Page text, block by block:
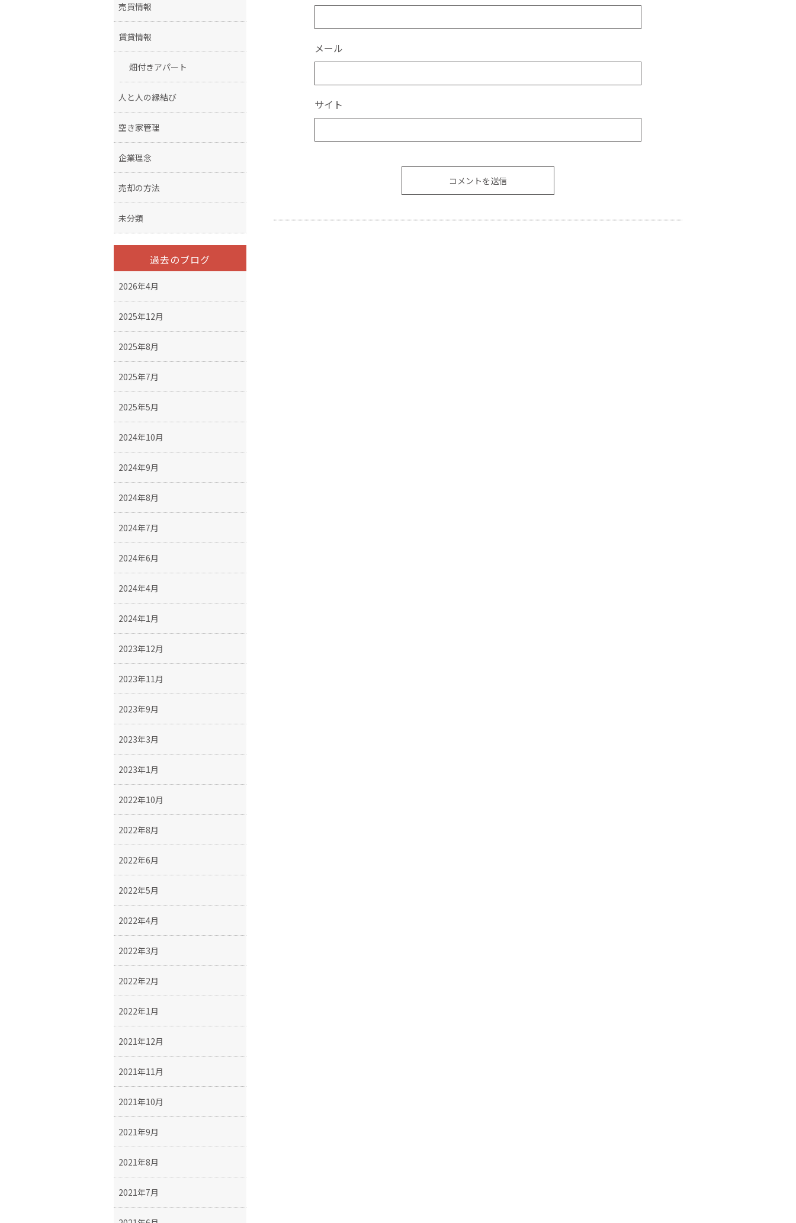
メール
サイト
売買情報
賃貸情報
畑付きアパート
人と人の縁結び
空き家管理
企業理念
売却の方法
未分類
過去のブログ
2026年4月
2025年12月
2025年8月
2025年7月
2025年5月
2024年10月
2024年9月
2024年8月
2024年7月
2024年6月
2024年4月
2024年1月
2023年12月
2023年11月
2023年9月
2023年3月
2023年1月
2022年10月
2022年8月
2022年6月
2022年5月
2022年4月
2022年3月
2022年2月
2022年1月
2021年12月
2021年11月
2021年10月
2021年9月
2021年8月
2021年7月